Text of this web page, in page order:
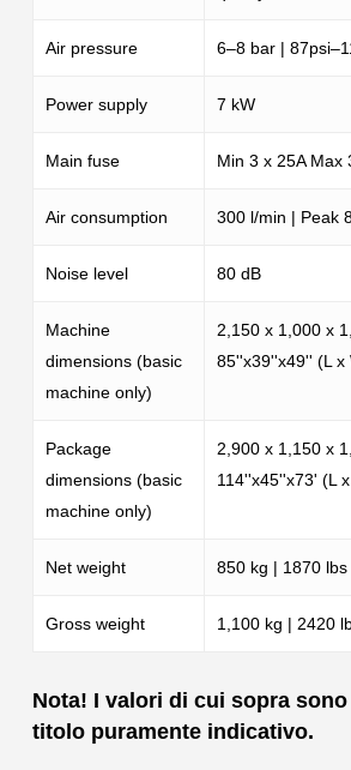
Air pressure 6–8 bar |
Power supply 7 kW
Main fuse Min 3 x 25A Max
Air consumption 300 l/min | Peak
Noise level 80 dB
Machine
dimensions (basic
machine only)
2,150 x 1,000 x
85''x39''x49'' (L x
Package
dimensions (basic
machine only)
2,900 x 1,150 x
114''x45''x73' (L
Net weight 850 kg | 1870 lbs
Gross weight 1,100 kg | 2420
Nota! I valori di cui sopra
titolo puramente indicativo.